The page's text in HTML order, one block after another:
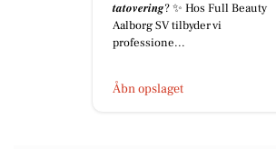
for mig selv. En tur i skoven med
barnevognen ❤️ Og midt på stien
kom tanken. Jeg hu...
Åbn opslaget